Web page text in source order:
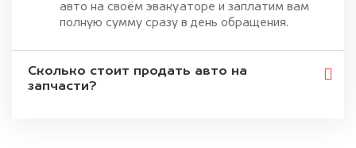
авто на своём эвакуаторе и заплатим вам
полную сумму сразу в день обращения.
Сколько стоит продать авто на
запчасти?